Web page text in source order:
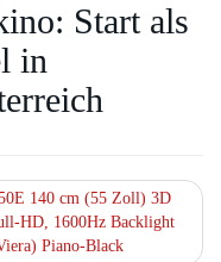
Start als
in
140 cm (55 Zoll) 3D
HD, 1600Hz Backlight
Piano-Black